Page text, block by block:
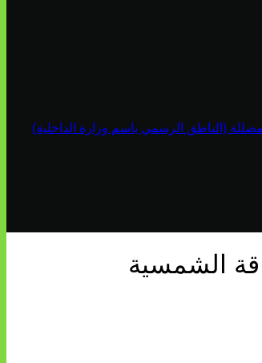
(الناطق الرسمي باسم وزارة الداخلية)
الشمسية